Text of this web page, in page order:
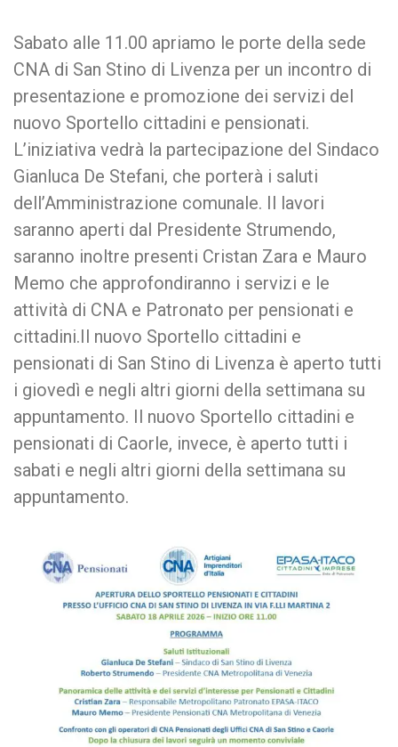
Sabato alle 11.00 apriamo le porte della sede
CNA di San Stino di Livenza per un incontro di
presentazione e promozione dei servizi del
nuovo Sportello cittadini e pensionati.
L’iniziativa vedrà la partecipazione del Sindaco
Gianluca De Stefani, che porterà i saluti
dell’Amministrazione comunale. Il lavori
saranno aperti dal Presidente Strumendo,
saranno inoltre presenti Cristan Zara e Mauro
Memo che approfondiranno i servizi e le
attività di CNA e Patronato per pensionati e
cittadini.Il nuovo Sportello cittadini e
pensionati di San Stino di Livenza è aperto tutti
i giovedì e negli altri giorni della settimana su
appuntamento. Il nuovo Sportello cittadini e
pensionati di Caorle, invece, è aperto tutti i
sabati e negli altri giorni della settimana su
appuntamento.